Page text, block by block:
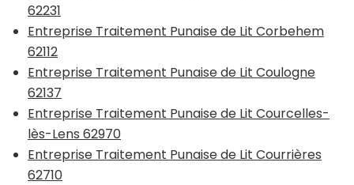
62231
Entreprise Traitement Punaise de Lit Corbehem
62112
Entreprise Traitement Punaise de Lit Coulogne
62137
Entreprise Traitement Punaise de Lit Courcelles-
lès-Lens 62970
Entreprise Traitement Punaise de Lit Courrières
62710